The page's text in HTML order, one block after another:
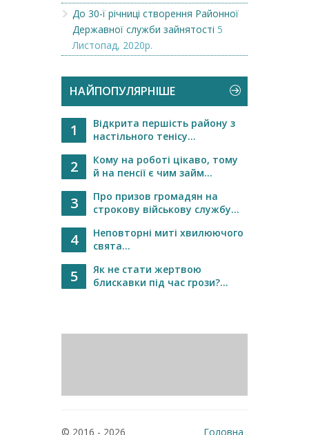
До 30-ї річниці створення Районної
Державної служби зайнятості 5
Листопад, 2020р.
НАЙПОПУЛЯРНІШЕ
1
Відкрита першість району з
настільного тенісу...
2
Кому на роботі цікаво, тому
й на пенсії є чим займ...
3
Про призов громадян на
строкову військову службу...
4
Неповторні миті хвилюючого
свята...
5
Як не стати жертвою
блискавки під час грози?...
© 2016 - 2026 Головна